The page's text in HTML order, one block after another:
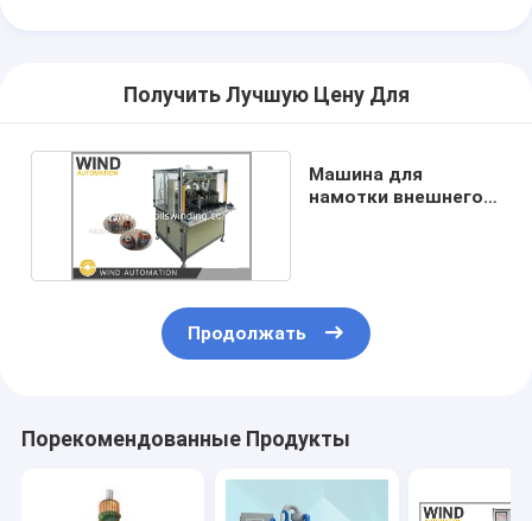
Получить Лучшую Цену Для
Машина для
намотки внешнего
Продолжать
Порекомендованные Продукты